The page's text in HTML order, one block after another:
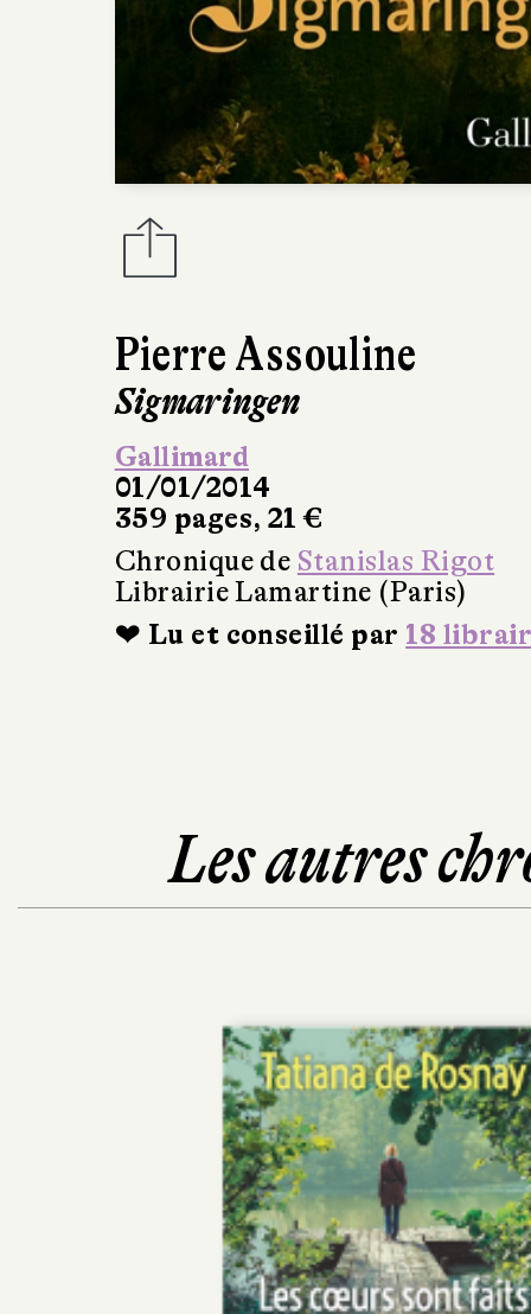
Pierre Assouline
Sigmaringen
Gallimard
01/01/2014
359 pages, 21 €
Chronique de Stanislas Rigot
Librairie Lamartine (Paris)
❤ Lu et conseillé par 18
Les autres